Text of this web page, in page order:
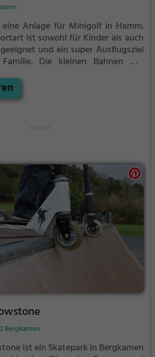
eine Anlage für Minigolf in Hamm.
ist sowohl für Kinder als auch
und ein super Ausflugsziel
Die kleinen Bahnen mit
ein - wer schafft es mit
alle Bahnen zu bezwingen?
Bergkamen
ist ein Skatepark in Bergkamen